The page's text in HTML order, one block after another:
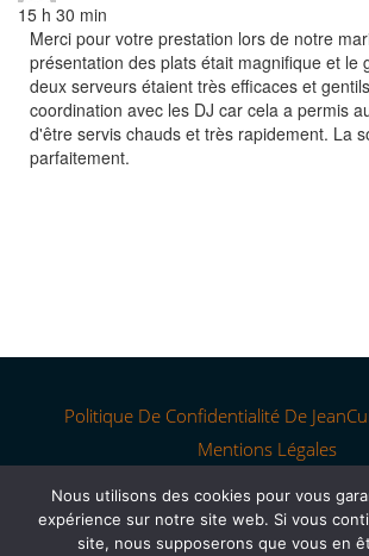
15 h 30 min
Merci pour votre prestation lors de notre
présentation des plats était magnifique et le
deux serveurs étaient très efficaces et
coordination avec les DJ car cela a permis
d'être servis chauds et très rapidement. La
parfaitement.
Politique De Confidentialité De
Mentions Légales
Nous utilisons des cookies pour vous
expérience sur notre site web. Si vous
site, nous supposerons que vous en